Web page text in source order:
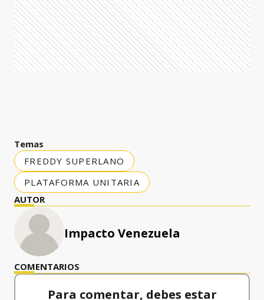
Temas
FREDDY SUPERLANO
PLATAFORMA UNITARIA
AUTOR
Impacto Venezuela
COMENTARIOS
Para comentar, debes estar